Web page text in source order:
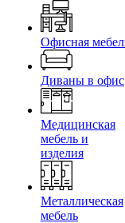
Офисная
Диваны в офис
Медицинская
мебель и
изделия
Металлическая
мебель